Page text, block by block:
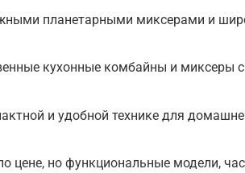
планетарными миксерами и
кухонные комбайны и миксеры с
и удобной технике для
цене, но функциональные модели,